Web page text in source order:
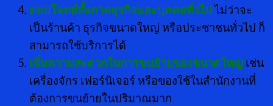
ตอบโจทย์ทั้งภาคธุรกิจและบุคคลทั่วไป ไม่ว่าจะ
เป็นร้านค้า ธุรกิจขนาดใหญ่ หรือประชาชนทั่วไป ก็
สามารถใช้บริการได้
เพิ่มความสะดวกในการขนย้ายของขนาดใหญ่ เช่น
เครื่องจักร เฟอร์นิเจอร์ หรือของใช้ในสำนักงานที่
ต้องการขนย้ายในปริมาณมาก